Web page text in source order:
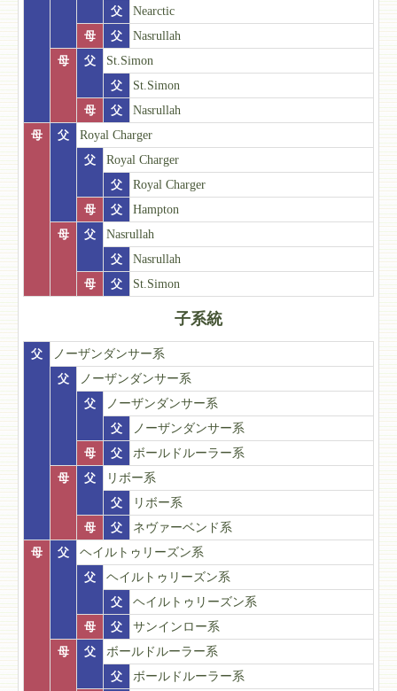
父
Nearctic
母
父
Nasrullah
母
父
St.Simon
父
St.Simon
母
父
Nasrullah
母
父
Royal Charger
父
Royal Charger
父
Royal Charger
母
父
Hampton
母
父
Nasrullah
父
Nasrullah
母
父 St.Simon
子系統
父
ノーザンダンサー系
父
ノーザンダンサー系
父
ノーザンダンサー系
父
ノーザンダンサー系
母
父
ボールドルーラー系
母
父
リボー系
父
リボー系
母
父
ネヴァーベンド系
母
父
ヘイルトゥリーズン系
父
ヘイルトゥリーズン系
父
ヘイルトゥリーズン系
母
父
サンインロー系
母
父
ボールドルーラー系
父
ボールドルーラー系